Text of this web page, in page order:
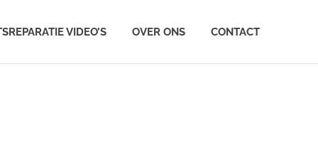
VIDEO’S OVER ONS CONTACT